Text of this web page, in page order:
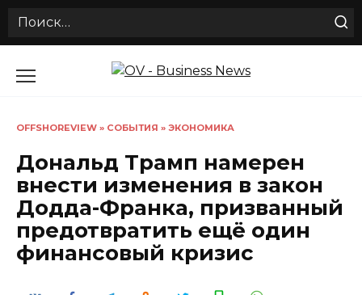
Search
OFFSHOREVIEW » СОБЫТИЯ » ЭКОНОМИКА
Дональд Трамп намерен
внести изменения в закон
Додда-Франка, призванный
предотвратить ещё один
финансовый кризис